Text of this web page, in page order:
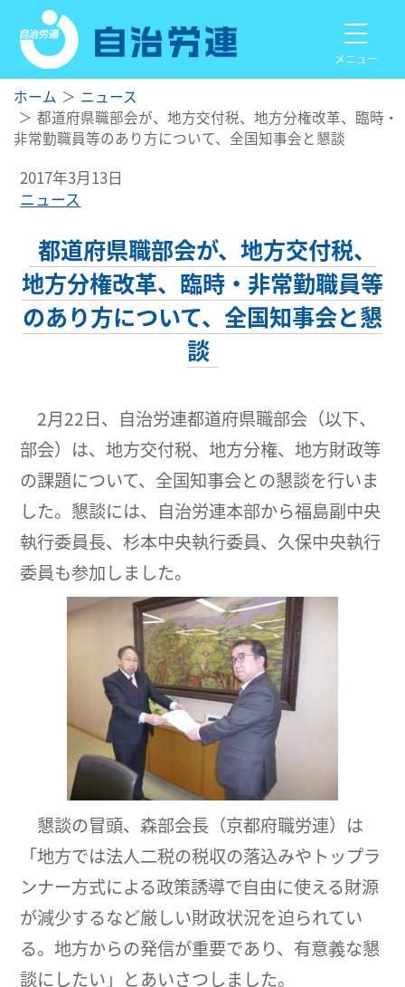
メニュー
ホーム
ニュース
都道府県職部会が、地方交付税、地方分権改革、臨時・
非常勤職員等のあり方について、全国知事会と懇談
2017年3月13日
ニュース
都道府県職部会が、地方交付税、
地方分権改革、臨時・非常勤職員等
のあり方について、全国知事会と懇
談
2月22日、自治労連都道府県職部会（以下、
部会）は、地方交付税、地方分権、地方財政等
の課題について、全国知事会との懇談を行いま
した。懇談には、自治労連本部から福島副中央
執行委員長、杉本中央執行委員、久保中央執行
委員も参加しました。
懇談の冒頭、森部会長（京都府職労連）は
「地方では法人二税の税収の落込みやトップラ
ンナー方式による政策誘導で自由に使える財源
が減少するなど厳しい財政状況を迫られてい
る。地方からの発信が重要であり、有意義な懇
談にしたい」とあいさつしました。